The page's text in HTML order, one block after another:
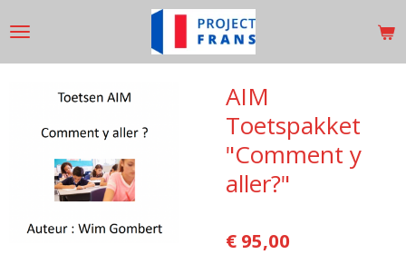
direct
naar
hoofdinhoud
AIM
Toetspakket
"Comment y
aller?"
€ 95,00